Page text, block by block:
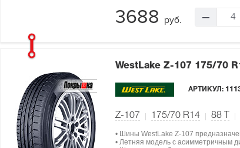
3688 руб. 4
WestLake Z-107 175/70
АРТИКУЛ:
Z-107 175/70 R14 88
• Шины WestLake Z-107
• Летняя модель с асимметричным